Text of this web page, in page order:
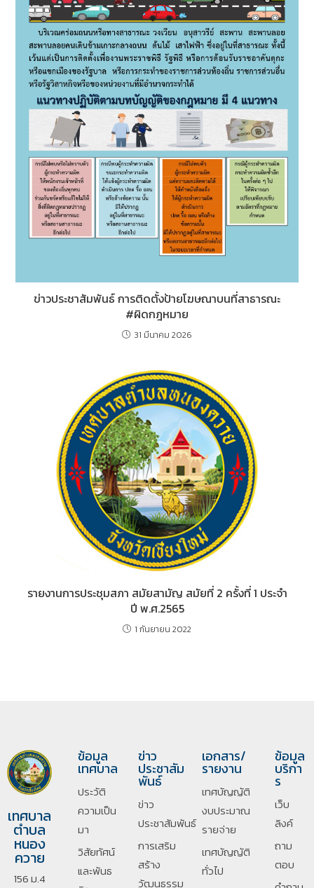
ข่าวประชาสัมพันธ์ การติดตั้งป้ายโฆษณาบนที่สาธารณะ
#ผิดกฎหมาย
31 มีนาคม 2026
รายงานการประชุมสภา สมัยสามัญ สมัยที่ 2 ครั้งที่ 1 ประจำ
ปี พ.ศ.2565
1 กันยายน 2022
เทศบาล
ตำบล
หนอง
ควาย
156 ม.4
ข้อมูล
เทศบาล
ประวัติ
ความเป็น
มา
วิสัยทัศน์
และพันธ
ข่าว
ประชาสัม
พันธ์
ข่าว
ประชาสัมพันธ์
การเสริม
สร้าง
วัฒนธรรม
เอกสาร/
รายงาน
เทศบัญญัติ
งบประมาณ
รายจ่าย
เทศบัญญัติ
ทั่วไป
ข้อมูล
บริกา
ร
เว็บ
ลิงค์
ถาม
ตอบ